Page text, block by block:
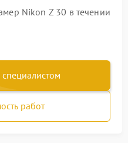
Nikon Z 30 в течении
специалистом
работ